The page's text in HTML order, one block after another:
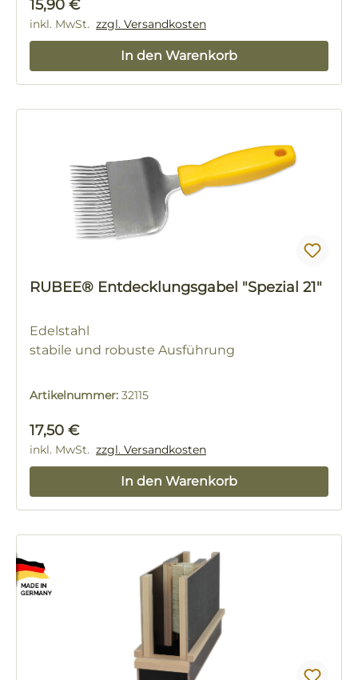
Regulärer Preis:
15,90 €
inkl. MwSt. zzgl. Versandkosten
In den Warenkorb
RUBEE® Entdecklungsgabel "Spezial 21"
Edelstahl
stabile und robuste Ausführung
Artikelnummer: 32115
Regulärer Preis:
17,50 €
inkl. MwSt. zzgl. Versandkosten
In den Warenkorb